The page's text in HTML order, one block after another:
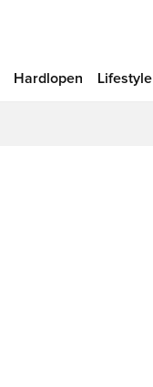
Hardlopen Lifestyle